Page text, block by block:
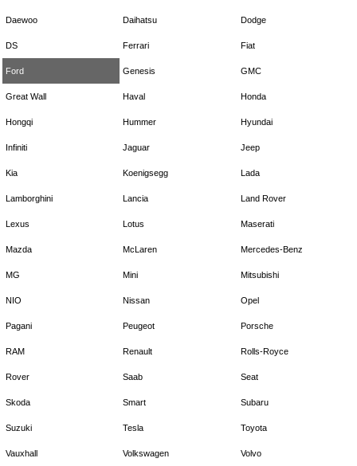
Daewoo Daihatsu Dodge
DS Ferrari Fiat
Ford Genesis GMC
Great Wall Haval Honda
Hongqi Hummer Hyundai
Infiniti Jaguar Jeep
Kia Koenigsegg Lada
Lamborghini Lancia Land Rover
Lexus Lotus Maserati
Mazda McLaren Mercedes-Benz
MG Mini Mitsubishi
NIO Nissan Opel
Pagani Peugeot Porsche
RAM Renault Rolls-Royce
Rover Saab Seat
Skoda Smart Subaru
Suzuki Tesla Toyota
Vauxhall Volkswagen Volvo